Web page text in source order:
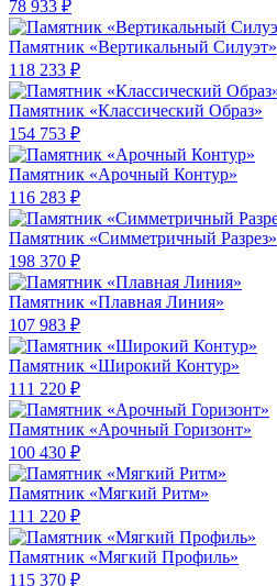
78 933 ₽
Памятник «Вертикальный Силуэт»
118 233 ₽
Памятник «Классический Образ»
154 753 ₽
Памятник «Арочный Контур»
116 283 ₽
Памятник «Симметричный Разрез»
198 370 ₽
Памятник «Плавная Линия»
107 983 ₽
Памятник «Широкий Контур»
111 220 ₽
Памятник «Арочный Горизонт»
100 430 ₽
Памятник «Мягкий Ритм»
111 220 ₽
Памятник «Мягкий Профиль»
115 370 ₽